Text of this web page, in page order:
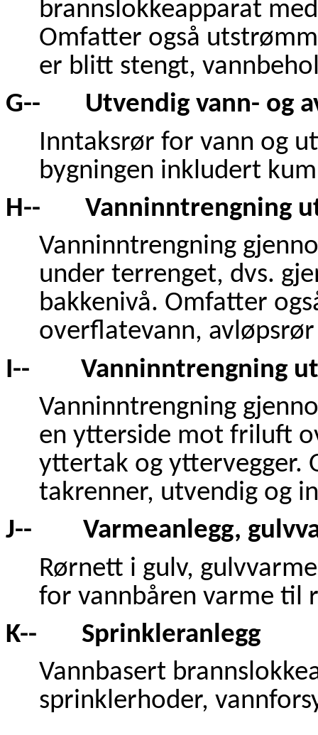
brannslokkeapparat
Omfatter også
er blitt stengt,
G-- Utvendig vann- og
Inntaksrør for vann og
bygningen inkludert
H-- Vanninntrengning
Vanninntrengning
under terrenget, dvs.
bakkenivå. Omfatter
overflatevann,
I-- Vanninntrengning
Vanninntrengning
en ytterside mot friluft
yttertak og yttervegger.
takrenner, utvendig og
J-- Varmeanlegg,
Rørnett i gulv,
for vannbåren varme til
K-- Sprinkleranlegg
Vannbasert
sprinklerhoder,